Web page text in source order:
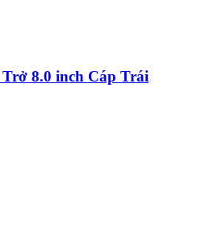
8.0 inch Cáp Trái